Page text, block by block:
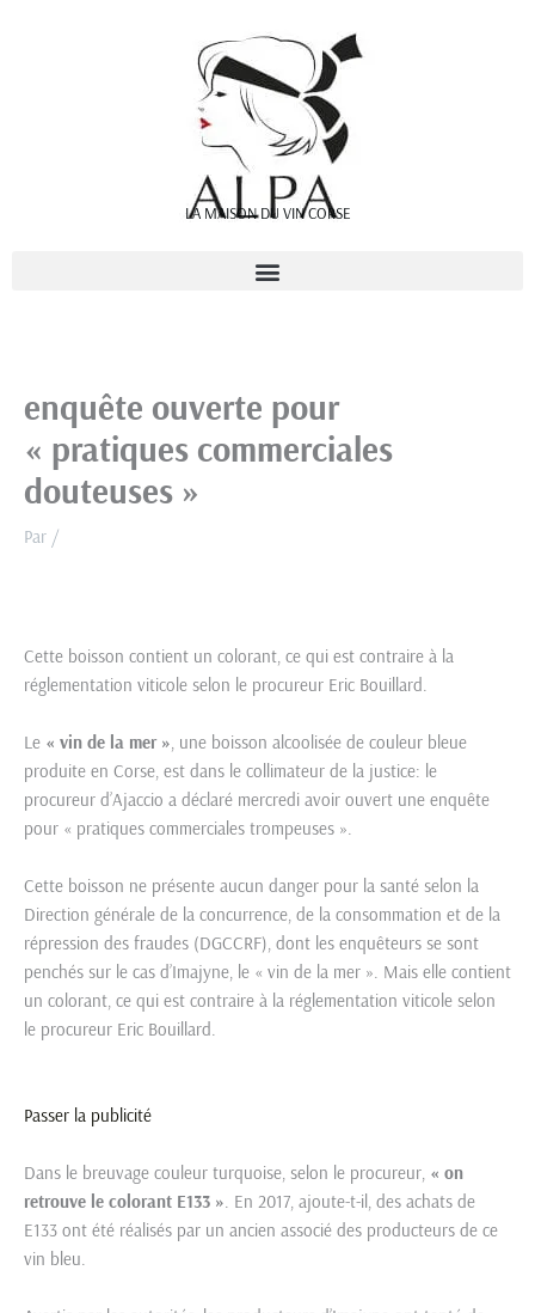
LA MAISON DU VIN CORSE
enquête ouverte pour
« pratiques commerciales
douteuses »
Par /
Cette boisson contient un colorant, ce qui est contraire à la
réglementation viticole selon le procureur Eric Bouillard.
Le « vin de la mer », une boisson alcoolisée de couleur bleue
produite en Corse, est dans le collimateur de la justice: le
procureur d’Ajaccio a déclaré mercredi avoir ouvert une enquête
pour « pratiques commerciales trompeuses ».
Cette boisson ne présente aucun danger pour la santé selon la
Direction générale de la concurrence, de la consommation et de la
répression des fraudes (DGCCRF), dont les enquêteurs se sont
penchés sur le cas d’Imajyne, le « vin de la mer ». Mais elle contient
un colorant, ce qui est contraire à la réglementation viticole selon
le procureur Eric Bouillard.
Passer la publicité
Dans le breuvage couleur turquoise, selon le procureur, « on
retrouve le colorant E133 ». En 2017, ajoute-t-il, des achats de
E133 ont été réalisés par un ancien associé des producteurs de ce
vin bleu.